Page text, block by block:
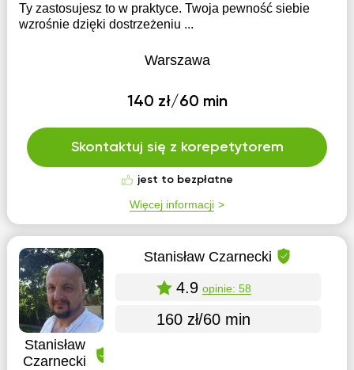
Ty zastosujesz to w praktyce. Twoja pewność siebie
wzrośnie dzięki dostrzeżeniu ...
Warszawa
140 zł/60 min
Skontaktuj się z korepetytorem
jest to bezpłatne
Więcej informacji
Stanisław
Czarnecki
Stanisław Czarnecki
4.9 opinie: 58
160 zł/60 min